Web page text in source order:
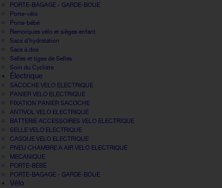
PORTE-BAGAGE - GARDE-BOUE
Porte-vélo
Porte-bébé
Remorques vélo et sièges enfant
Sacs d'hydratation
Sacs à dos
Selles et tiges de Selles
Soin du Cycliste
Électrique
SACOCHE VELO ELECTRIQUE
PANIER VELO ELECTRIQUE
FIXATION PANIER SACOCHE
ANTIVOL VELO ELECTRIQUE
BATTERIE ACCESSOIRES VELO ELECTRIQUE
SELLE VELO ELECTRIQUE
CASQUE VELO ELECTRIQUE
PNEU CHAMBRE A AIR VELO ELECTRIQUE
MECANIQUE
PORTE-BÉBÉ
PORTE-BAGAGE - GARDE-BOUE
Vélo